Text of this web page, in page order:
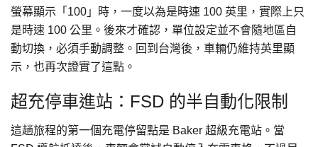
螢幕顯示「100」時，一度以為是時速 100 英里，實際上只
是時速 100 公里。後來才確認，單位設定並不會隨地區自
動切換，必須手動調整。回到台灣後，車輛仍維持英里顯
示，也再次證實了這點。
超充停車進站：FSD 的半自動化限制
這趟旅程的第一個充電停留點是 Baker 超級充電站。當